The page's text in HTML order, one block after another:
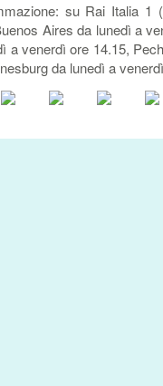
su Rai Italia 1
Aires da lunedì a
a venerdì ore 14.15,
da lunedì a